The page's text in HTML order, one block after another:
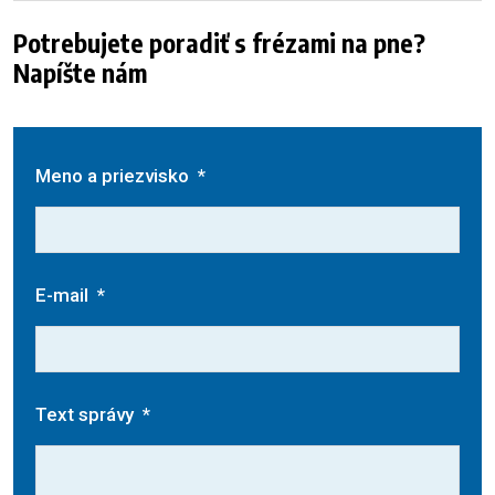
Potrebujete poradiť s frézami na pne?
Napíšte nám
Meno a priezvisko *
E-mail *
Text správy *